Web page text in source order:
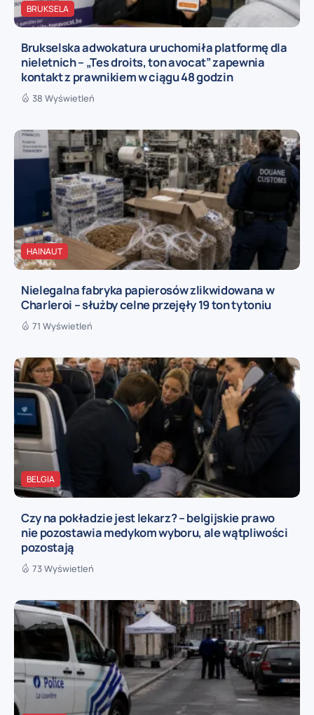
BRUKSELA
Brukselska adwokatura uruchomiła platformę dla
nieletnich – „Tes droits, ton avocat” zapewnia
kontakt z prawnikiem w ciągu 48 godzin
38 Wyświetleń
HAINAUT
Nielegalna fabryka papierosów zlikwidowana w
Charleroi – służby celne przejęły 19 ton tytoniu
71 Wyświetleń
BELGIA
Czy na pokładzie jest lekarz? – belgijskie prawo
nie pozostawia medykom wyboru, ale wątpliwości
pozostają
73 Wyświetleń